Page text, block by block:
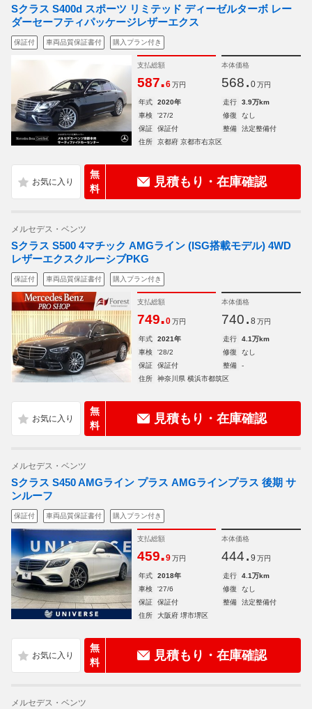
Sクラス S400d スポーツ リミテッド ディーゼルターボ レー
ダーセーフティパッケージレザーエクス
保証付 車両品質保証書付 購入プラン付き
支払総額
587.6 万円
本体価格
568. 0 万円
年式 2020年 走行
3.9万km
車検
'27/2 修復
なし
保証
保証付 整備
法定整備付
住所
京都府 京都市右京区
無
料
見積もり・在庫確認
メルセデス・ベンツ
Sクラス S500 4マチック AMGライン (ISG搭載モデル) 4WD
レザーエクスクルーシブPKG
保証付 車両品質保証書付 購入プラン付き
支払総額
749.0 万円
本体価格
740. 8 万円
年式 2021年 走行
4.1万km
車検
'28/2 修復
なし
保証
保証付 整備
-
住所
神奈川県 横浜市都筑区
無
料
見積もり・在庫確認
メルセデス・ベンツ
Sクラス S450 AMGライン プラス AMGラインプラス 後期 サ
ンルーフ
保証付 車両品質保証書付 購入プラン付き
支払総額
459.9 万円
本体価格
444. 9 万円
年式 2018年 走行
4.1万km
車検
'27/6 修復
なし
保証
保証付 整備
法定整備付
住所
大阪府 堺市堺区
無
料
見積もり・在庫確認
メルセデス・ベンツ